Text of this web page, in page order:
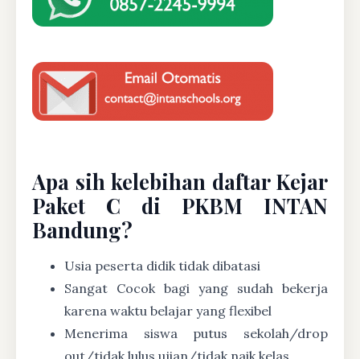
Apa sih kelebihan daftar Kejar
Paket C di PKBM INTAN
Bandung?
Usia peserta didik tidak dibatasi
Sangat Cocok bagi yang sudah bekerja
karena waktu belajar yang flexibel
Menerima siswa putus sekolah/drop
out/tidak lulus ujian/tidak naik kelas.